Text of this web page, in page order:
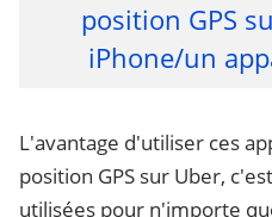
position GPS
iPhone/un
L'avantage d'utiliser ces
position GPS sur Uber,
utilisées pour n'importe